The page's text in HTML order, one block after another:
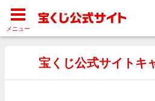
宝くじ公式サイトキ
メニュー